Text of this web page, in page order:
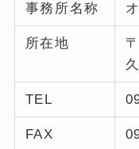
事務所名称
所在地
TEL
FAX